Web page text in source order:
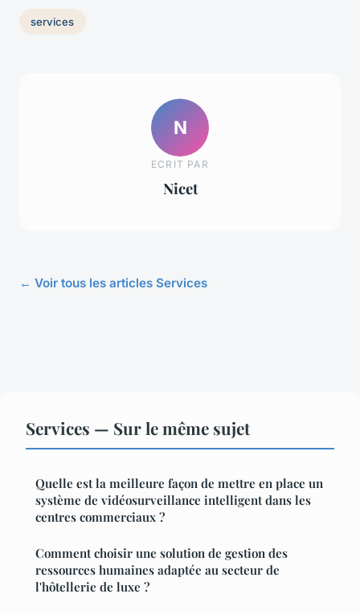
services
N
ECRIT PAR
Nicet
← Voir tous les articles Services
Services — Sur le même sujet
Quelle est la meilleure façon de mettre en place un
système de vidéosurveillance intelligent dans les
centres commerciaux ?
Comment choisir une solution de gestion des
ressources humaines adaptée au secteur de
l'hôtellerie de luxe ?